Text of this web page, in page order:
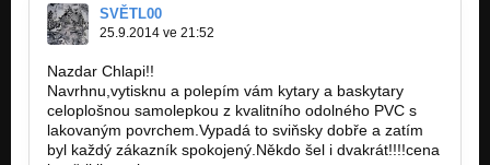
SVĚTL00
25.9.2014 ve 21:52
Nazdar Chlapi!!
Navrhnu,vytisknu a polepím vám kytary a baskytary
celoplošnou samolepkou z kvalitního odolného PVC s
lakovaným povrchem.Vypadá to sviňsky dobře a zatím
byl každý zákazník spokojený.Někdo šel i dvakrát!!!!cena